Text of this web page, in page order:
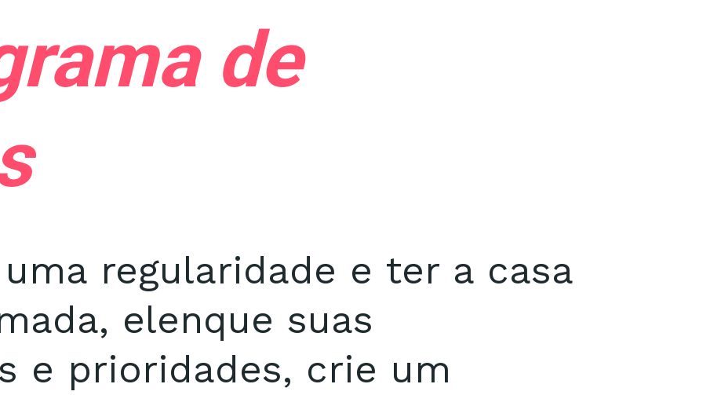
regularidade e ter a casa
elenque suas
e prioridades, crie um
de